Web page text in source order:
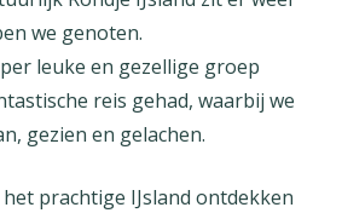
we genoten.
leuke en gezellige groep
reis gehad, waarbij we
gezien en gelachen.
prachtige IJsland ontdekken